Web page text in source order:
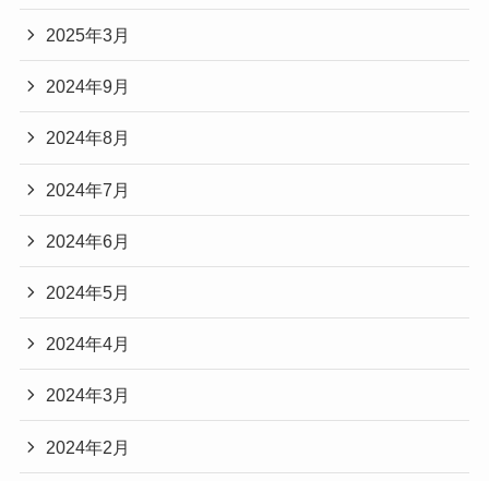
2025年3月
2024年9月
2024年8月
2024年7月
2024年6月
2024年5月
2024年4月
2024年3月
2024年2月